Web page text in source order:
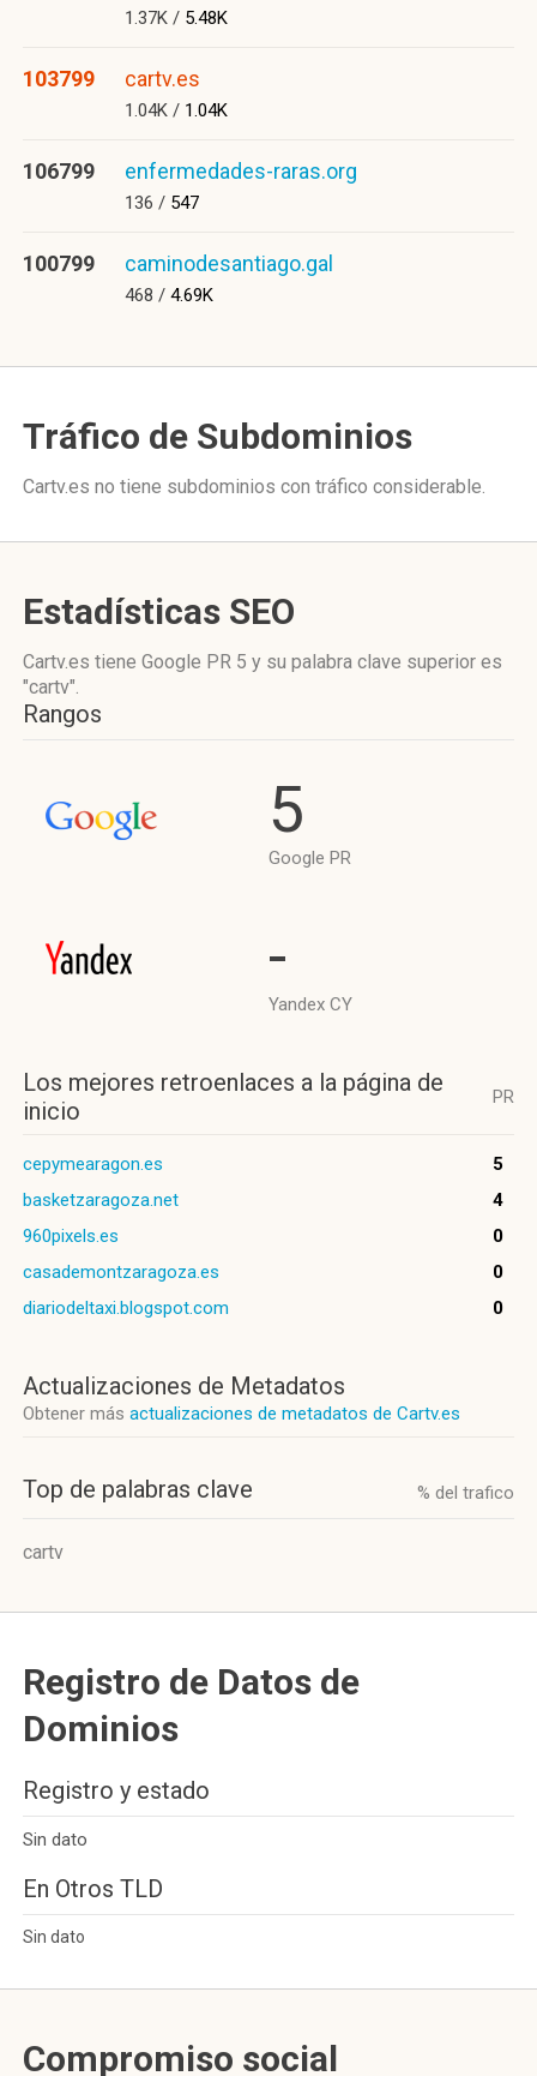
1.37K / 5.48K
103799 cartv.es
1.04K / 1.04K
106799 enfermedades-raras.org
136 / 547
100799 caminodesantiago.gal
468 / 4.69K
Tráfico de Subdominios
Cartv.es no tiene subdominios con tráfico considerable.
Estadísticas SEO
Cartv.es tiene Google PR 5 y su palabra clave superior es
"cartv".
Rangos
5
Google PR
-
Yandex CY
Los mejores retroenlaces a la página de
inicio
PR
cepymearagon.es
5
basketzaragoza.net
4
960pixels.es
0
casademontzaragoza.es
0
diariodeltaxi.blogspot.com
0
Actualizaciones de Metadatos
Obtener más actualizaciones de metadatos de Cartv.es
Top de palabras clave % del trafico
cartv
Registro de Datos de
Dominios
Registro y estado
Sin dato
En Otros TLD
Sin dato
Compromiso social